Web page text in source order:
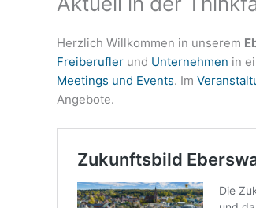
Herzlich Willkommen in unserem
Freiberufler und Unternehmen in
Meetings und Events. Im
Angebote.